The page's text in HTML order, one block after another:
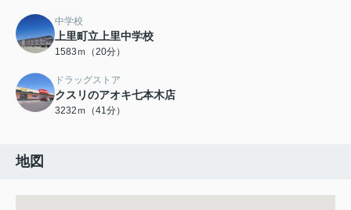
中学校
上里町立上里中学校
1583ｍ（20分）
ドラッグストア
クスリのアオキ七本木店
3232ｍ（41分）
地図